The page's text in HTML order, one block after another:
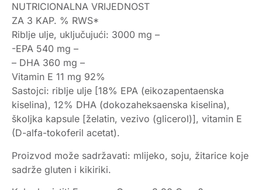
NUTRICIONALNA VRIJEDNOST
ZA 3 KAP. % RWS*
Riblje ulje, uključujući: 3000 mg –
-EPA​ 540 mg –
– DHA 360 mg –
Vitamin E 11 mg 92%
Sastojci: riblje ulje [18% EPA (eikozapentaenska
kiselina), 12% DHA (dokozaheksaenska kiselina),
školjka kapsule [želatin, vezivo (glicerol)], vitamin E
(D-alfa-tokoferil acetat).
Proizvod može sadržavati: mlijeko, soju, žitarice koje
sadrže gluten i kikiriki.